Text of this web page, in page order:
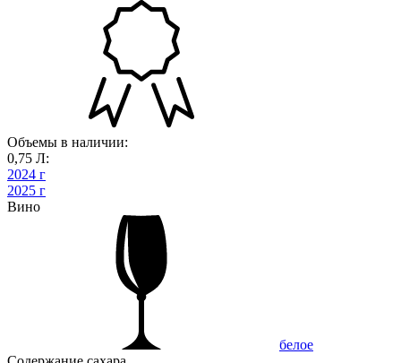
Объемы в наличии:
0,75 Л:
2024 г
2025 г
Вино
белое